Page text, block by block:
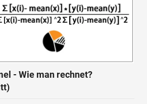
- Wie man rechnet?